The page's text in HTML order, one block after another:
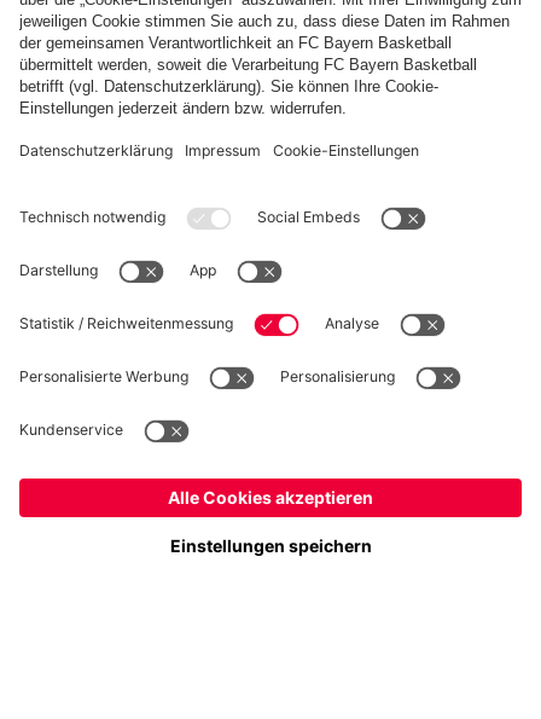
FC Bayern Store App
WIDERRUF
Datenschutz
Cookie Details
Preise inkl. Steuern und Abgaben
© FC Bayern München AG
FC Bayern München AG, Säbener Str. 51-57, 81547 München
Ja,Schweiz, um dorthin zu liefern!
Weltweit, um dorthin zu liefern!